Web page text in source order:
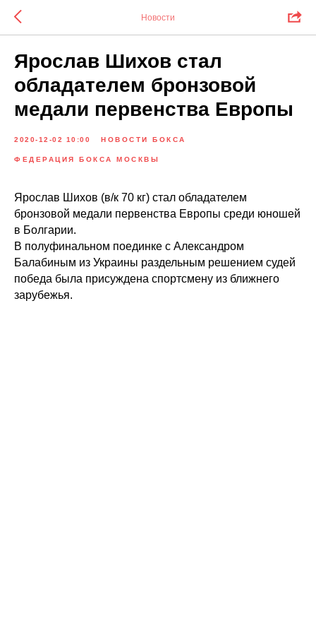
Новости
Ярослав Шихов стал
обладателем бронзовой
медали первенства Европы
2020-12-02 10:00 НОВОСТИ БОКСА
ФЕДЕРАЦИЯ БОКСА МОСКВЫ
Ярослав Шихов (в/к 70 кг) стал обладателем
бронзовой медали первенства Европы среди юношей
в Болгарии.
В полуфинальном поединке с Александром
Балабиным из Украины раздельным решением судей
победа была присуждена спортсмену из ближнего
зарубежья.